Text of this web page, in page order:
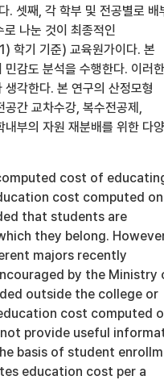
셋째, 각 학부 및 전공별로 배
나눈 것이 최종적인
학기 기준) 교육원가이다. 본
감도 분석을 수행한다. 이러한
각한다. 본 연구의 산정모형
간 교차수강, 복수전공제,
부의 자원 재분배를 위한 다
cost of
cost computed
that students are
they belong.
majors recently
by the Ministry
outside the college or
cost computed
provide useful
basis of student
education cost per a